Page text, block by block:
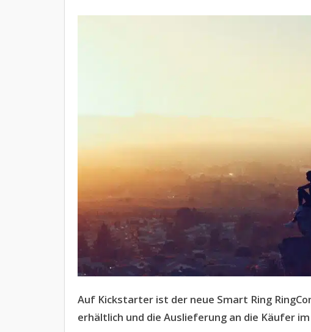
Auf Kickstarter ist der neue Smart Ring
erhältlich und die Auslieferung an die Käufer